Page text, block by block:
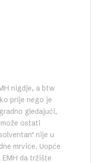
nigdje, a btw
prije nego je
gledajući,
ostati
nije u
mrvice. Uopće
da tržište